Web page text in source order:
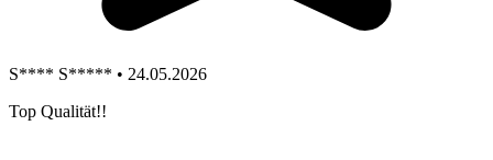
S**** S***** • 24.05.2026
Top Qualität!!